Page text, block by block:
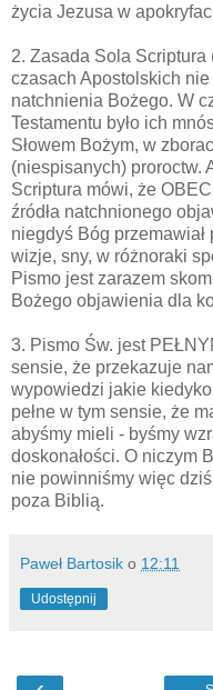
życia Jezusa w
2. Zasada Sola
czasach Apostolskich nie
natchnienia Bożego. W
Testamentu było ich
Słowem Bożym, w
(niespisanych) proroctw.
Scriptura mówi, że
źródła natchnionego
niegdyś Bóg
wizje, sny, w różnoraki
Pismo jest zarazem
Bożego objawienia dla
3. Pismo Św. jest
sensie, że przekazuje
wypowiedzi jakie
pełne w tym sensie, że
abyśmy mieli - byśmy
doskonałości. O niczym
nie powinniśmy więc
poza Biblią.
Paweł Bartosik o 12:11
Udostępnij